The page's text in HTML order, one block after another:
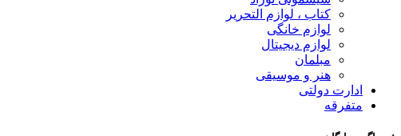
کتاب ، لوازم التحریر
لوازم خانگی
لوازم دیجیتال
مبلمان
هنر و موسیقی
ادارت دولتی
متفرقه